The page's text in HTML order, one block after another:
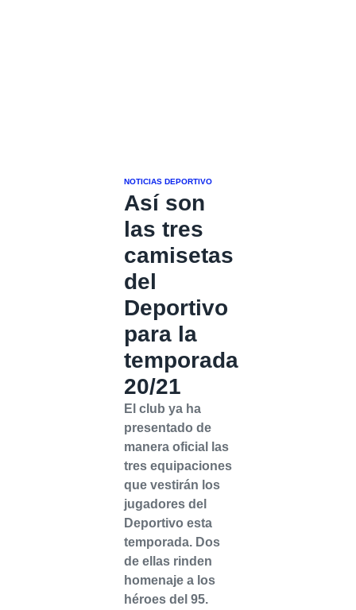
NOTICIAS DEPORTIVO
Así son
las tres
camisetas
del
Deportivo
para la
temporada
20/21
El club ya ha
presentado de
manera oficial las
tres equipaciones
que vestirán los
jugadores del
Deportivo esta
temporada. Dos
de ellas rinden
homenaje a los
héroes del 95.